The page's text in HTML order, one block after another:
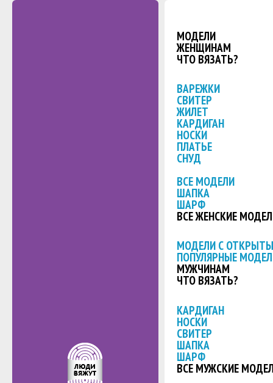
МОДЕЛИ
ЖЕНЩИНАМ
ЧТО ВЯЗАТЬ?
ВАРЕЖКИ
СВИТЕР
ЖИЛЕТ
КАРДИГАН
НОСКИ
ПЛАТЬЕ
СНУД
ВСЕ МОДЕЛИ
ШАПКА
ШАРФ
ВСЕ ЖЕНСКИЕ
МОДЕЛИ С
ПОПУЛЯРНЫЕ
МУЖЧИНАМ
ЧТО ВЯЗАТЬ?
КАРДИГАН
НОСКИ
СВИТЕР
ШАПКА
ШАРФ
ВСЕ МУЖСКИЕ